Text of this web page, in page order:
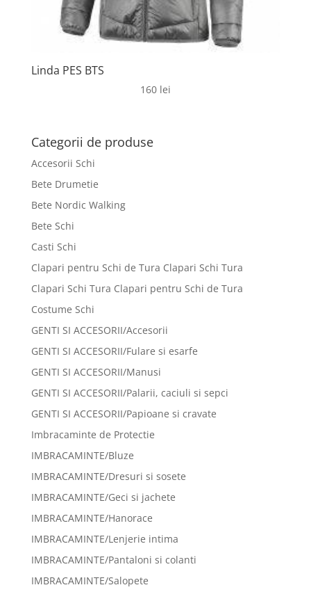
Linda PES BTS
160 lei
Categorii de produse
Accesorii Schi
Bete Drumetie
Bete Nordic Walking
Bete Schi
Casti Schi
Clapari pentru Schi de Tura Clapari Schi Tura
Clapari Schi Tura Clapari pentru Schi de Tura
Costume Schi
GENTI SI ACCESORII/Accesorii
GENTI SI ACCESORII/Fulare si esarfe
GENTI SI ACCESORII/Manusi
GENTI SI ACCESORII/Palarii, caciuli si sepci
GENTI SI ACCESORII/Papioane si cravate
Imbracaminte de Protectie
IMBRACAMINTE/Bluze
IMBRACAMINTE/Dresuri si sosete
IMBRACAMINTE/Geci si jachete
IMBRACAMINTE/Hanorace
IMBRACAMINTE/Lenjerie intima
IMBRACAMINTE/Pantaloni si colanti
IMBRACAMINTE/Salopete